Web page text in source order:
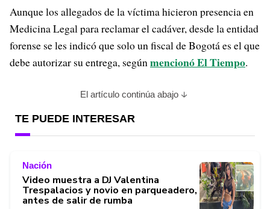
Aunque los allegados de la víctima hicieron presencia en
Medicina Legal para reclamar el cadáver, desde la entidad
forense se les indicó que solo un fiscal de Bogotá es el que
debe autorizar su entrega, según mencionó El Tiempo.
El artículo continúa abajo
TE PUEDE INTERESAR
Nación
Video muestra a DJ Valentina
Trespalacios y novio en parqueadero,
antes de salir de rumba